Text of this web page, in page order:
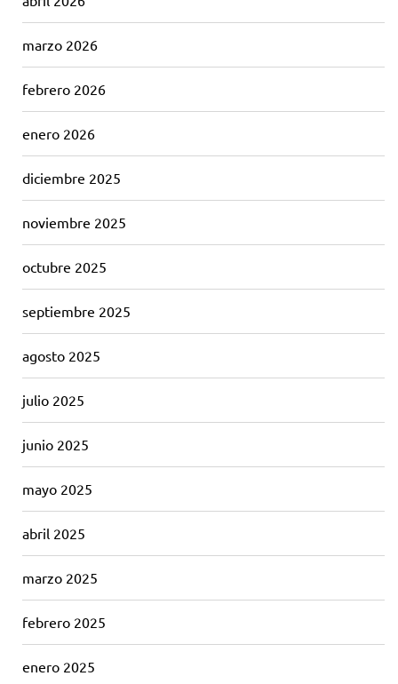
marzo 2026
febrero 2026
enero 2026
diciembre 2025
noviembre 2025
octubre 2025
septiembre 2025
agosto 2025
julio 2025
junio 2025
mayo 2025
abril 2025
marzo 2025
febrero 2025
enero 2025